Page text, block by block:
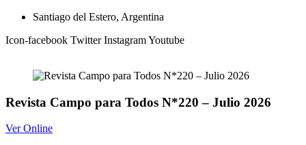
contenido
Santiago del Estero, Argentina
Icon-facebook Twitter InstagramYoutube
Revista Campo para Todos N*220 – Julio 2026
Ver Online